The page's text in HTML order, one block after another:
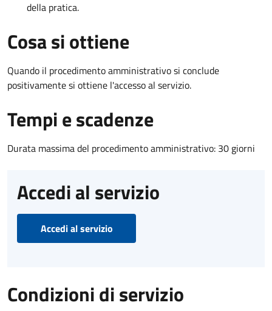
della pratica.
Cosa si ottiene
Quando il procedimento amministrativo si conclude
positivamente si ottiene l'accesso al servizio.
Tempi e scadenze
Durata massima del procedimento amministrativo: 30 giorni
Accedi al servizio
Accedi al servizio
Condizioni di servizio